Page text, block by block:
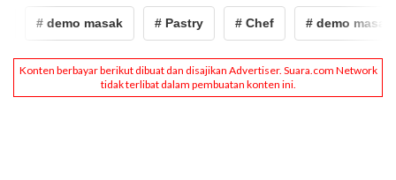
# demo masak # Pastry # Chef # demo masak